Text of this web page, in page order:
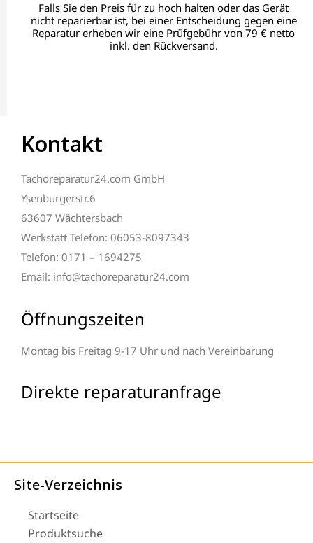
Falls Sie den Preis für zu hoch halten oder das Gerät
nicht reparierbar ist, bei einer Entscheidung gegen eine
Reparatur erheben wir eine Prüfgebühr von 79 € netto
inkl. den Rückversand.
Kontakt
Tachoreparatur24.com GmbH
Ysenburgerstr.6
63607 Wächtersbach
Werkstatt Telefon: 06053-8097343
Telefon: 0171 – 1694275
Email: info@tachoreparatur24.com
Öffnungszeiten
Montag bis Freitag 9-17 Uhr und nach Vereinbarung
Direkte reparaturanfrage
Site-Verzeichnis
Startseite
Produktsuche